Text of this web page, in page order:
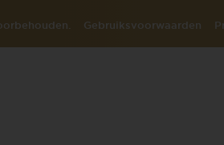
Gebruiksvoorwaarden